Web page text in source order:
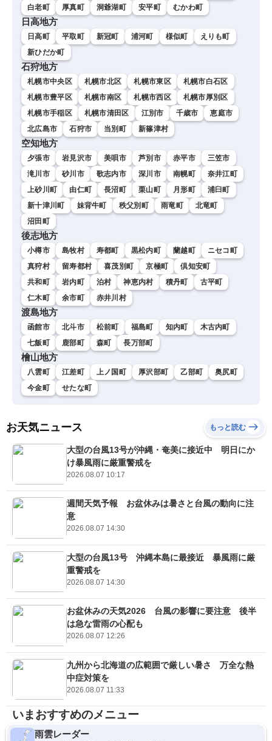
白老町 厚真町 洞爺湖町 安平町 むかわ町
日高地方
日高町 平取町 新冠町 浦河町 様似町
えりも町
新ひだか町
石狩地方
札幌市中央区 札幌市北区 札幌市東区
札幌市白石区
札幌市豊平区
札幌市南区 札幌市西区
札幌市厚別区
札幌市手稲区
札幌市清田区 江別市 千歳市
恵庭市
北広島市
石狩市 当別町 新篠津村
空知地方
夕張市 岩見沢市 美唄市 芦別市 赤平市
三笠市
滝川市
砂川市 歌志内市 深川市 南幌町
奈井江町
上砂川町
由仁町 長沼町 栗山町 月形町
浦臼町
新十津川町
妹背牛町 秩父別町 雨竜町
北竜町
沼田町
後志地方
小樽市 島牧村 寿都町 黒松内町 蘭越町
ニセコ町
真狩村
留寿都村 喜茂別町 京極町
倶知安町
共和町
岩内町 泊村 神恵内村 積丹町
古平町
仁木町
余市町 赤井川村
渡島地方
函館市 北斗市 松前町 福島町 知内町
木古内町
七飯町
鹿部町 森町 長万部町
檜山地方
八雲町 江差町 上ノ国町 厚沢部町 乙部町
奥尻町
今金町
せたな町
お天気ニュース もっと読む
大型の台風13号が沖縄・奄美に接近中 明日にか
け暴風雨に厳重警戒を
2026.08.07 10:17
週間天気予報 お盆休みは暑さと台風の動向に注
意
2026.08.07 14:30
大型の台風13号 沖縄本島に最接近 暴風雨に厳
重警戒を
2026.08.07 14:30
お盆休みの天気2026 台風の影響に要注意 後半
は急な雷雨の心配も
2026.08.07 12:26
九州から北海道の広範囲で厳しい暑さ 万全な熱
中症対策を
2026.08.07 11:33
いまおすすめのメニュー
雨雲レーダー